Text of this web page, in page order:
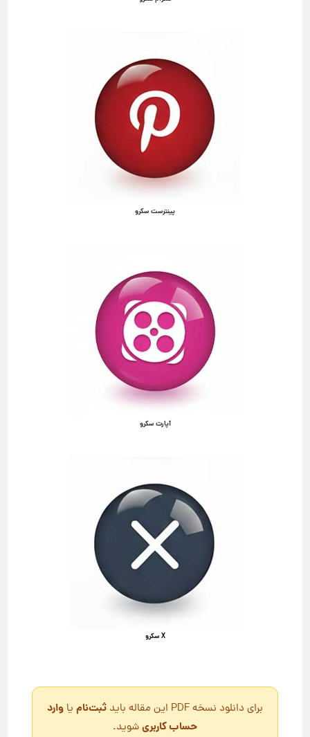
پینترست سکرو
آپارت سکرو
X سکرو
برای دانلود نسخه PDF این مقاله باید ثبت‌نام یا وارد
حساب کاربریشوید.